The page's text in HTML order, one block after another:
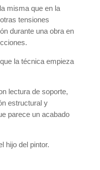
misma que en la
tensiones
durante una obra en
la técnica empieza
lectura de soporte,
estructural y
parece un acabado
hijo del pintor.